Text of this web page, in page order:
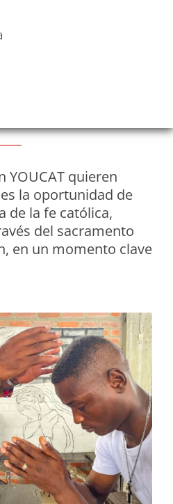
YOUCAT quieren
la oportunidad de
de la fe católica,
del sacramento
en un momento clave